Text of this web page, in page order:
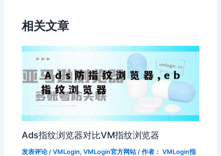
相关文章
Ads指纹浏览器对比VM指纹浏览器
发表评论 /VMLogin,VMLogin官方网站/ 作者： VMLogin指